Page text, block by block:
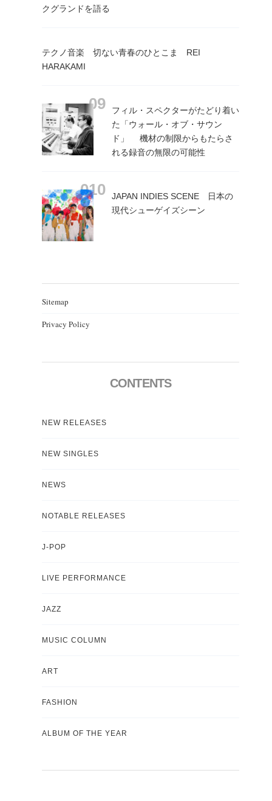
クグランドを語る
テクノ音楽 切ない青春のひとこま REI
HARAKAMI
フィル・スペクターがたどり着い
た「ウォール・オブ・サウン
ド」 機材の制限からもたらさ
れる録音の無限の可能性
JAPAN INDIES SCENE 日本の
現代シューゲイズシーン
Sitemap
Privacy Policy
CONTENTS
NEW RELEASES
NEW SINGLES
NEWS
NOTABLE RELEASES
J-POP
LIVE PERFORMANCE
JAZZ
MUSIC COLUMN
ART
FASHION
ALBUM OF THE YEAR